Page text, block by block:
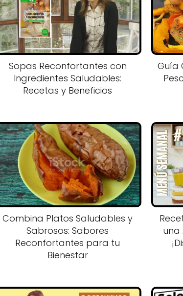
Sopas Reconfortantes con
Ingredientes Saludables:
Recetas y Beneficios
Guía
Combina Platos Saludables y
Sabrosos: Sabores
Reconfortantes para tu
Bienestar
una